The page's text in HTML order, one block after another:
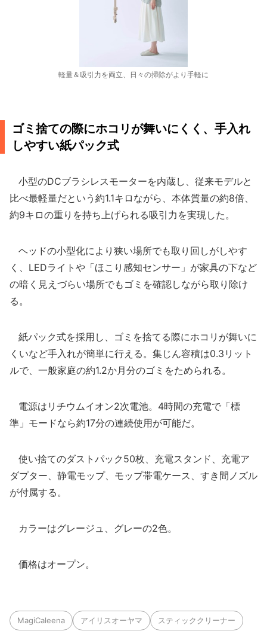
軽量＆吸引力を両立、日々の掃除がより手軽に
ゴミ捨ての際にホコリが舞いにくく、手入れ
しやすい紙パック式
小型のDCブラシレスモーターを内蔵し、従来モデルと
比べ最軽量だという約1.1キロながら、本体質量の約8倍、
約9キロの重りを持ち上げられる吸引力を実現した。
ヘッドの小型化により狭い場所でも取り回しがしやす
く、LEDライトや「ほこり感知センサー」が家具の下など
の暗く見えづらい場所でもゴミを確認しながら取り除け
る。
紙パック式を採用し、ゴミを捨てる際にホコリが舞いに
くいなど手入れが簡単に行える。集じん容積は0.3リット
ルで、一般家庭の約1.2か月分のゴミをためられる。
電源はリチウムイオン2次電池。4時間の充電で「標
準」モードなら約17分の連続使用が可能だ。
使い捨てのダストパック50枚、充電スタンド、充電ア
ダプター、静電モップ、モップ帯電ケース、すき間ノズル
が付属する。
カラーはグレージュ、グレーの2色。
価格はオープン。
MagiCaleena アイリスオーヤマ スティッククリーナー